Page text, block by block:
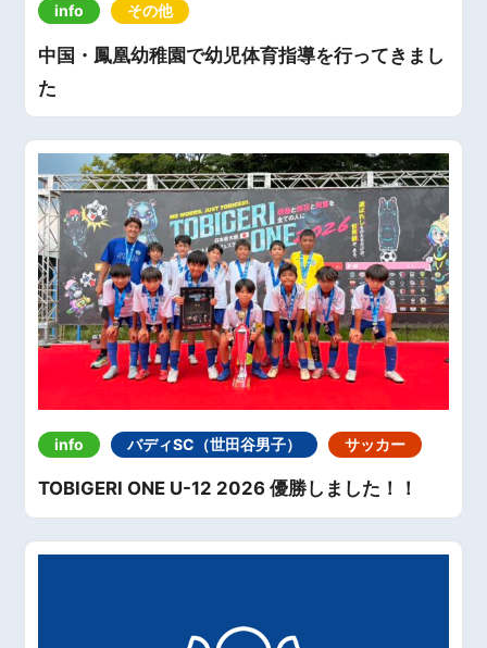
info その他
中国・鳳凰幼稚園で幼児体育指導を行ってきまし
た
info バディSC（世田谷男子） サッカー
TOBIGERI ONE U-12 2026 優勝しました！！